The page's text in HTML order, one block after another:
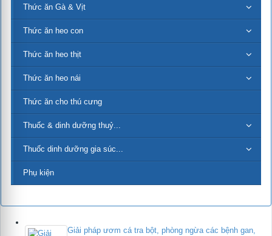
Thức ăn Gà & Vịt
Thức ăn heo con
Thức ăn heo thịt
Thức ăn heo nái
Thức ăn cho thú cưng
Thuốc & dinh dưỡng thuỷ...
Thuốc dinh dưỡng gia súc...
Phụ kiện
Giải pháp ươm cá tra bột, phòng ngừa các bệnh gan,